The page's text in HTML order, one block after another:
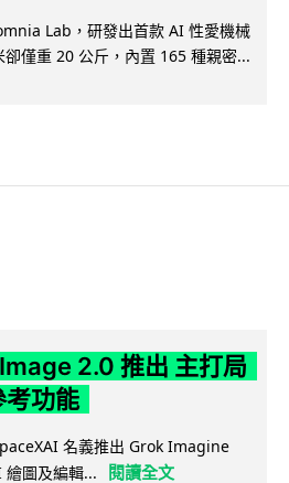
Lab，研發出首款 AI 性愛機械
僅重 20 公斤，內置 165 種親密...
2.0 推出 主打局
考功能
名義推出 Grok Imagine
圖及編輯...
閱讀全文